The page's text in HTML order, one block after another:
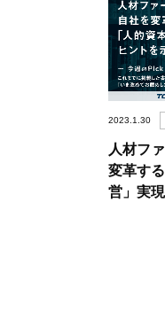
2023.1.30
人材フ
変革す
営」実